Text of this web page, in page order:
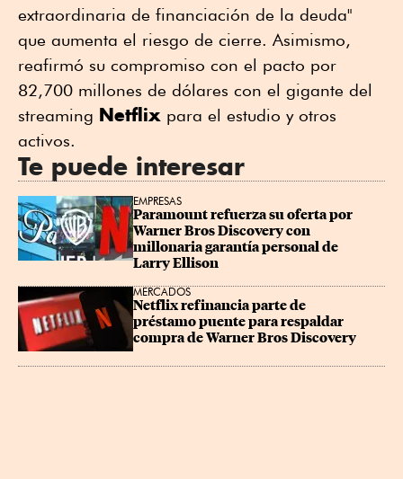
extraordinaria de financiación de la deuda"
que aumenta el riesgo de cierre. Asimismo,
reafirmó ⁠su compromiso con el pacto por
82,700 millones de dólares con el gigante del
streaming Netflix para el estudio y otros
activos.
Te puede interesar
EMPRESAS
Paramount refuerza su oferta por
Warner Bros Discovery con
millonaria garantía personal de
Larry Ellison
MERCADOS
Netflix refinancia parte de
préstamo puente para respaldar
compra de Warner Bros Discovery